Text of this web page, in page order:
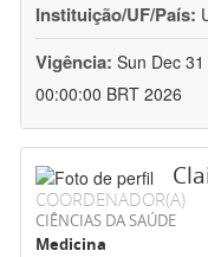
Instituição/UF/País:
Vigência: Sun Dec
00:00:00 BRT 2026
COORDENADOR(A)
CIÊNCIAS DA SAÚDE
Medicina